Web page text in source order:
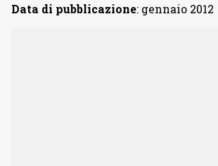
Data di pubblicazione: gennaio 2012